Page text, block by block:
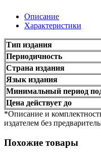
Описание
Характеристики
Тип издания
Периодичность
Страна издания
Язык издания
Минимальный период
Цена действует до
*Описание и
издателем без
Похожие товары